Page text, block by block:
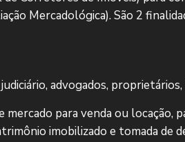
Mercadológica). São 2
advogados,
para venda ou locação,
imobilizado e tomada de